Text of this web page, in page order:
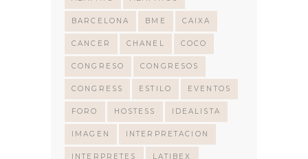
BARCELONA BME CAIXA
CANCER CHANEL COCO
CONGRESO CONGRESOS
CONGRESS ESTILO EVENTOS
FORO HOSTESS IDEALISTA
IMAGEN INTERPRETACION
INTERPRETES LATIBEX